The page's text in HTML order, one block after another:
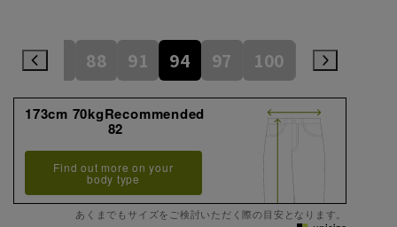
85 88 91 94 97 100 105
173cm 70kgRecommended
82
Find out more on your
body type
あくまでもサイズをご検討いただく際の目安となります。